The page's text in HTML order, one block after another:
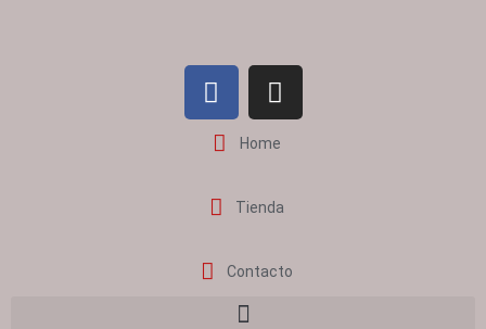
Home
Tienda
Contacto